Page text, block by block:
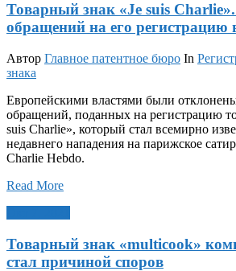
Товарный знак «Je suis Charlie».
обращений на его
Автор Главное патентное бюро In
знака
Европейскими властями были отклонены
обращений, поданных на регистрацию
suis Charlie», который стал всемирно
недавнего нападения на парижское
Charlie Hebdo.
Read More
Товарный знак «multicook»
стал причиной споров